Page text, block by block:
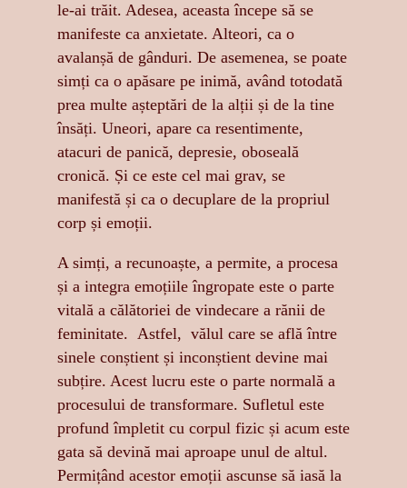
le-ai trăit. Adesea, aceasta începe să se
manifeste ca anxietate. Alteori, ca o
avalanșă de gânduri. De asemenea, se poate
simți ca o apăsare pe inimă, având totodată
prea multe așteptări de la alții și de la tine
însăți. Uneori, apare ca resentimente,
atacuri de panică, depresie, oboseală
cronică. Și ce este cel mai grav, se
manifestă și ca o decuplare de la propriul
corp și emoții.
A simți, a recunoaște, a permite, a procesa
și a integra emoțiile îngropate este o parte
vitală a călătoriei de vindecare a rănii de
feminitate. Astfel, vălul care se află între
sinele conștient și inconștient devine mai
subțire. Acest lucru este o parte normală a
procesului de transformare. Sufletul este
profund împletit cu corpul fizic și acum este
gata să devină mai aproape unul de altul.
Permițând acestor emoții ascunse să iasă la